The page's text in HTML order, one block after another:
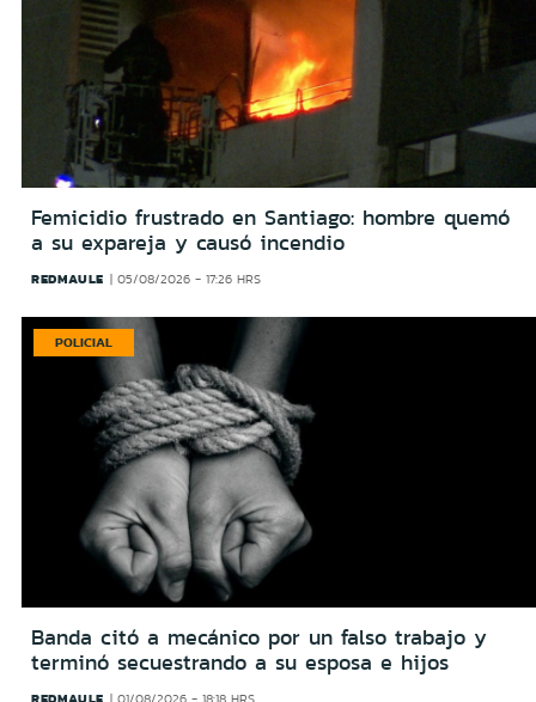
Femicidio frustrado en Santiago: hombre quemó
a su expareja y causó incendio
REDMAULE 05/08/2026 - 17:26 HRS
POLICIAL
Banda citó a mecánico por un falso trabajo y
terminó secuestrando a su esposa e hijos